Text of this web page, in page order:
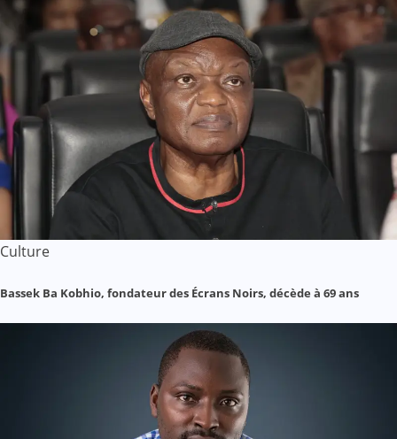
Culture
Bassek Ba Kobhio, fondateur des Écrans Noirs, décède à 69 ans